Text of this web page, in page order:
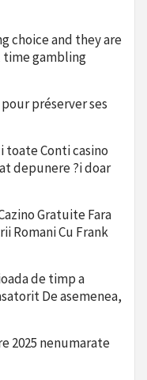
choice and they are
time gambling
préserver ses
toate Conti casino
depunere ?i doar
Gratuite Fara
Romani Cu Frank
de timp a
De asemenea,
2025 nenumarate